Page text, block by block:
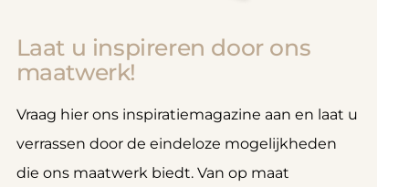
Laat u inspireren door ons
maatwerk!
Vraag hier ons inspiratiemagazine aan en laat u
verrassen door de eindeloze mogelijkheden
die ons maatwerk biedt. Van op maat